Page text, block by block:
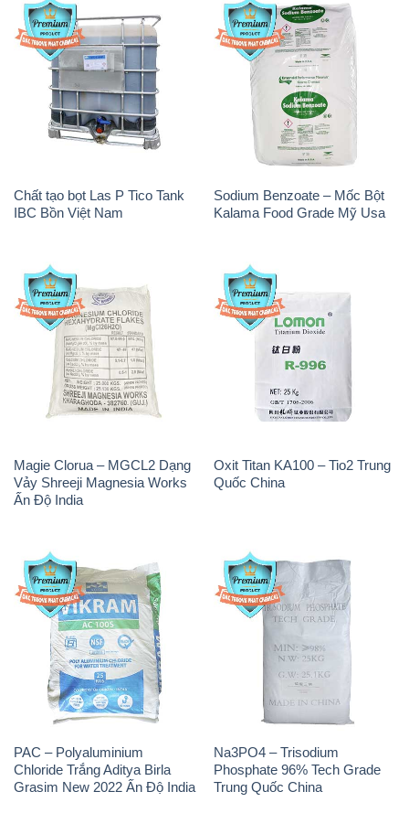
Chất tạo bọt Las P Tico Tank
IBC Bồn Việt Nam
Sodium Benzoate – Mốc Bột
Kalama Food Grade Mỹ Usa
Magie Clorua – MGCL2 Dạng
Vảy Shreeji Magnesia Works
Ấn Độ India
Oxit Titan KA100 – Tio2 Trung
Quốc China
PAC – Polyaluminium
Chloride Trắng Aditya Birla
Grasim New 2022 Ấn Độ India
Na3PO4 – Trisodium
Phosphate 96% Tech Grade
Trung Quốc China